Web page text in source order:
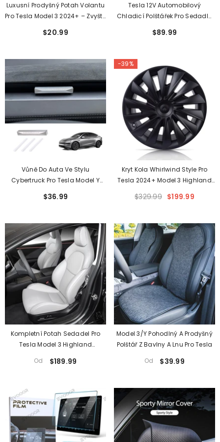
Luxusní Prodyšný Potah Volantu
Pro Tesla Model 3 2024+ – Zvyšte
$20.99
Tesla 12V Automobilový
Chladicí Polštářek Pro Sedadlo
Na Sedadlo Do Auta
$89.99
Vůně Do Auta Ve Stylu
Cybertruck Pro Tesla Model Y
Highland 2024+
$36.99
-39%
Kryt Kola Whirlwind Style Pro
Tesla 2024+ Model 3 Highland
$329.99 $199.99
Kompletní Potah Sedadel Pro
Tesla Model 3 Highland
Od $189.99
Model 3/Y Pohodlný A Prodyšný
Polštář Z Bavlny A Lnu Pro Tesla
Od
$39.99